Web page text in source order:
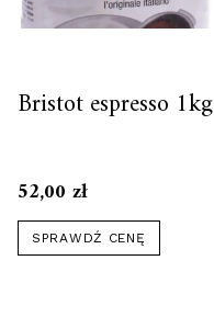
Bristot espresso 1kg
52,00 zł
SPRAWDŹ CENĘ